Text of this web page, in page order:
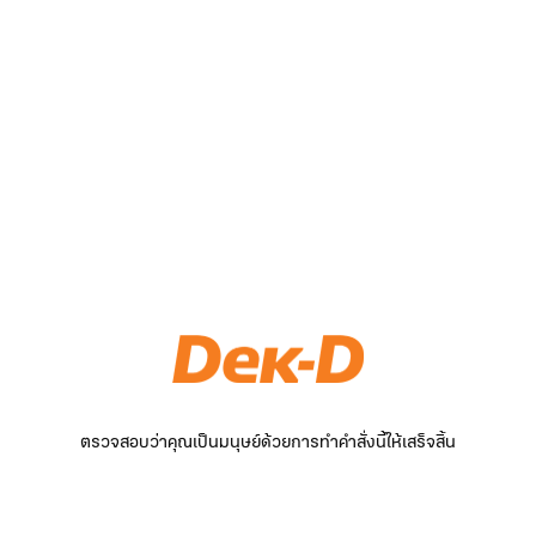
ตรวจสอบว่าคุณเป็นมนุษย์ด้วยการทำคำสั่งนี้ให้เสร็จสิ้น